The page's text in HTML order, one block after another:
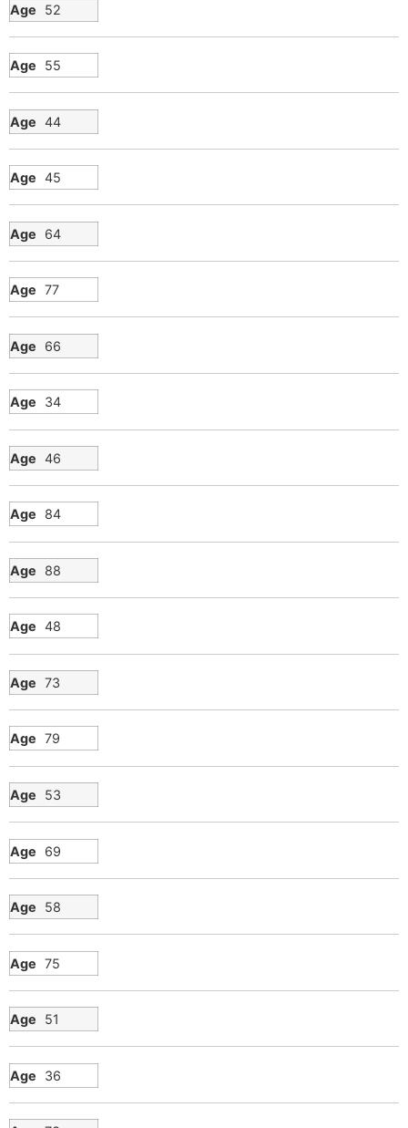
52
55
44
45
64
77
66
34
46
84
88
48
73
79
53
69
58
75
51
36